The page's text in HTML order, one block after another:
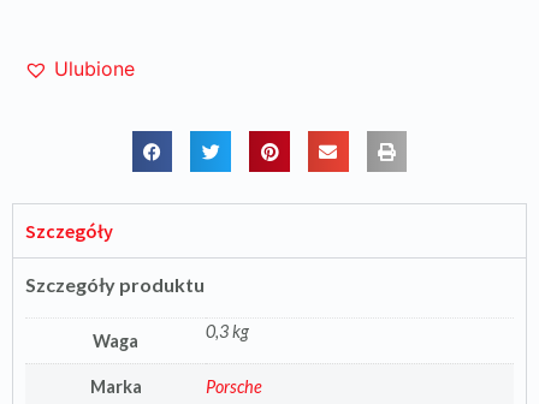
Ulubione
Szczegóły
Szczegóły produktu
Waga 0,3 kg
Marka Porsche